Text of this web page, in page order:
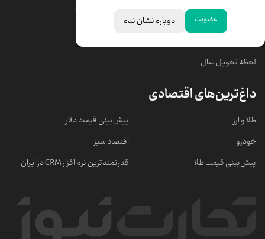
عضویت دوباره نشان نده
خبرهای مهم
لحظه تحویل سال
داغ‌ترین‌های اقتصادی
طلا و ارز
خودرو
پیش‌بینی قیمت طلا
پیش‌بینی قیمت دلار
اقتصاد سبز
قدرتمندترین نرم‌ افزار CRM در ایران